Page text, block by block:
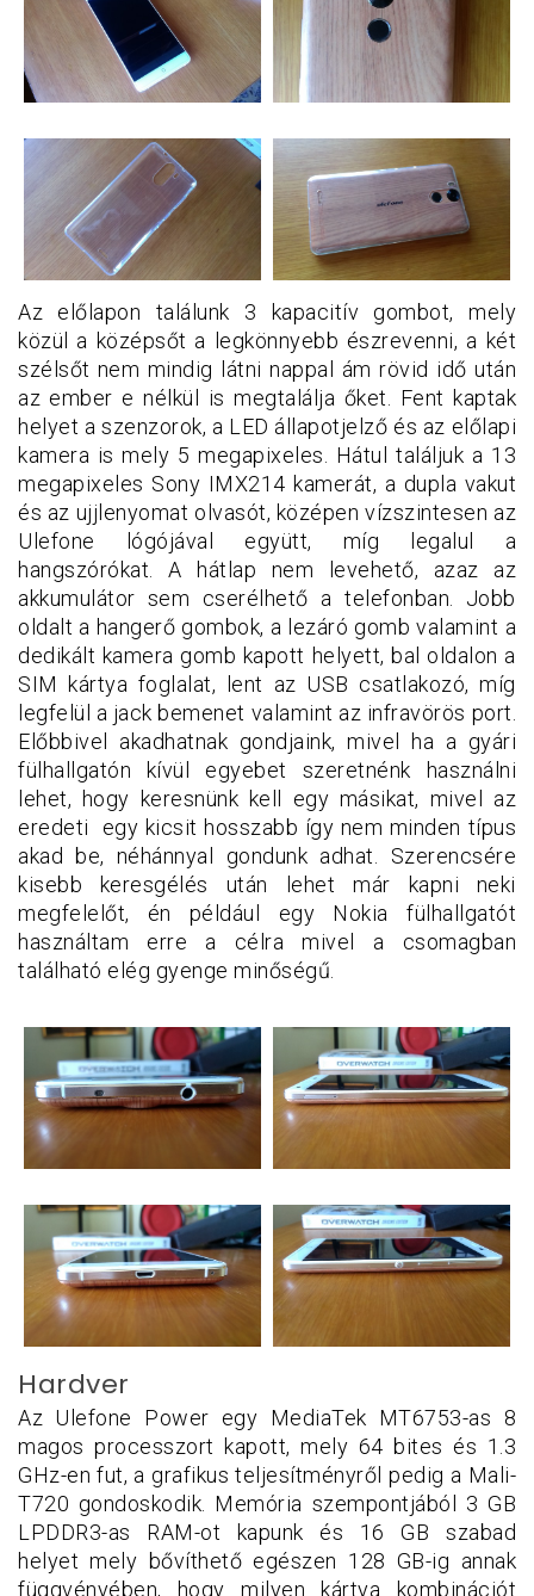
Az előlapon találunk 3 kapacitív gombot, mely
közül a középsőt a legkönnyebb észrevenni, a két
szélsőt nem mindig látni nappal ám rövid idő után
az ember e nélkül is megtalálja őket. Fent kaptak
helyet a szenzorok, a LED állapotjelző és az előlapi
kamera is mely 5 megapixeles. Hátul találjuk a 13
megapixeles Sony IMX214 kamerát, a dupla vakut
és az ujjlenyomat olvasót, középen vízszintesen az
Ulefone lógójával együtt, míg legalul a
hangszórókat. A hátlap nem levehető, azaz az
akkumulátor sem cserélhető a telefonban. Jobb
oldalt a hangerő gombok, a lezáró gomb valamint a
dedikált kamera gomb kapott helyett, bal oldalon a
SIM kártya foglalat, lent az USB csatlakozó, míg
legfelül a jack bemenet valamint az infravörös port.
Előbbivel akadhatnak gondjaink, mivel ha a gyári
fülhallgatón kívül egyebet szeretnénk használni
lehet, hogy keresnünk kell egy másikat, mivel az
eredeti egy kicsit hosszabb így nem minden típus
akad be, néhánnyal gondunk adhat. Szerencsére
kisebb keresgélés után lehet már kapni neki
megfelelőt, én például egy Nokia fülhallgatót
használtam erre a célra mivel a csomagban
található elég gyenge minőségű.
Hardver
Az Ulefone Power egy MediaTek MT6753-as 8
magos processzort kapott, mely 64 bites és 1.3
GHz-en fut, a grafikus teljesítményről pedig a Mali-
T720 gondoskodik. Memória szempontjából 3 GB
LPDDR3-as RAM-ot kapunk és 16 GB szabad
helyet mely bővíthető egészen 128 GB-ig annak
függvényében, hogy milyen kártya kombinációt